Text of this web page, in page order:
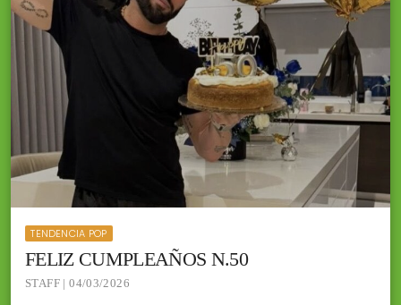
TENDENCIA POP
FELIZ CUMPLEAÑOS N.50
STAFF | 04/03/2026